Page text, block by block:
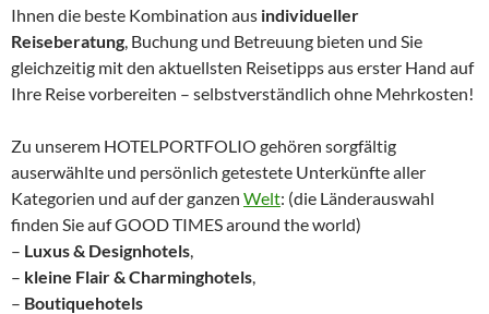
Ihnen die beste Kombination aus individueller
Reiseberatung, Buchung und Betreuung bieten und Sie
gleichzeitig mit den aktuellsten Reisetipps aus erster Hand auf
Ihre Reise vorbereiten – selbstverständlich ohne Mehrkosten!
Zu unserem HOTELPORTFOLIO gehören sorgfältig
auserwählte und persönlich getestete Unterkünfte aller
Kategorien und auf der ganzen Welt: (die Länderauswahl
finden Sie auf GOOD TIMES around the world)
– Luxus & Designhotels,
– kleine Flair & Charminghotels,
– Boutiquehotels